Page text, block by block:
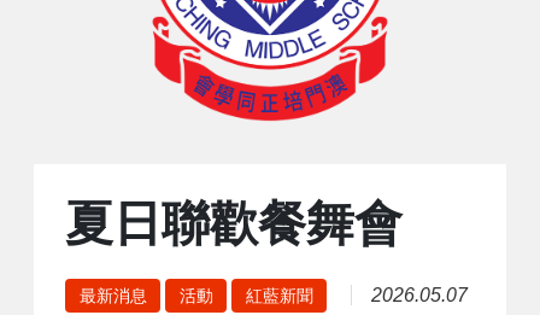
夏日聯歡餐舞會
最新消息 活動 紅藍新聞 2026.05.07